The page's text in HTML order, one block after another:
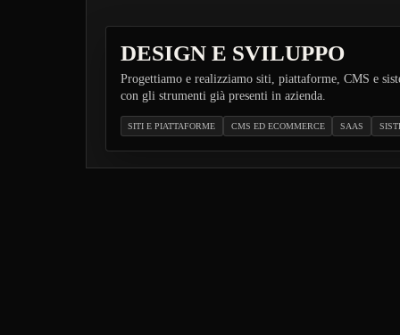
DESIGN E SVILUPPO
Progettiamo e realizziamo siti, piattaforme, CMS e
con gli strumenti già presenti in azienda.
SITI E PIATTAFORME CMS ED ECOMMERCE SAAS